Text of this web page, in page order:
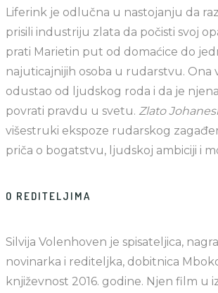
Liferink je odlučna u nastojanju da
prisili industriju zlata da počisti svoj
prati Marietin put od domaćice do
najuticajnijih osoba u rudarstvu. Ona
odustao od ljudskog roda i da je
povrati pravdu u svetu. Zlato
višestruki ekspoze rudarskog
priča o bogatstvu, ljudskoj ambiciji i
O REDITELJIMA
Silvija Volenhoven je spisateljica,
novinarka i rediteljka, dobitnica
književnost 2016. godine. Njen film u